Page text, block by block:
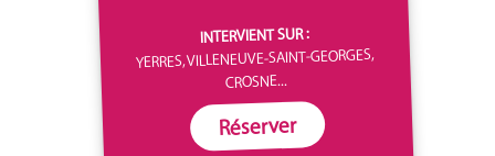
INTERVIENT SUR :
YERRES, VILLENEUVE-SAINT-GEORGES,
CROSNE...
Réserver